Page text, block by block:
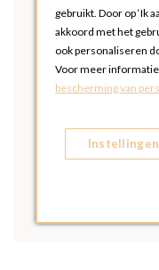
gebruikt. Door op ‘Ik
akkoord met het
ook personaliseren
Voor meer informatie
bescherming van
Instellingen